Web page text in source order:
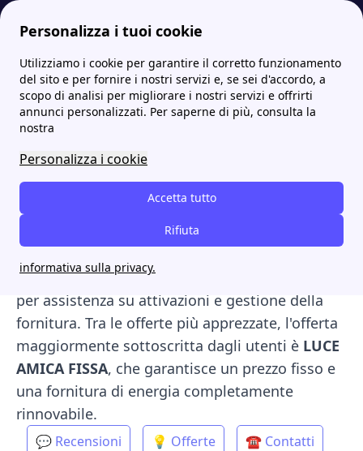
Personalizza i tuoi cookie
Utilizziamo i cookie per garantire il corretto funzionamento
del sito e per fornire i nostri servizi e, se sei d'accordo, a
scopo di analisi per migliorare i nostri servizi e offrirti
annunci personalizzati. Per saperne di più, consulta la
nostra
Personalizza i cookie
Accetta tutto
Rifiuta
informativa sulla privacy.
Papernest.it MoreFornitori NWG Energia: offerte 100% green, contatti e recensioni
NWG Energia: offerte 100%
green, contatti e
recensioni
NWG Energia è un fornitore del mercato libero
che punta sulla sostenibilità, offrendo solo
raggiungibile alNumero Verde 800.978.333
per assistenza su attivazioni e gestione della
fornitura. Tra le offerte più apprezzate, l'offerta
maggiormente sottoscritta dagli utenti è LUCE
AMICA FISSA, che garantisce un prezzo fisso e
una fornitura di energia completamente
rinnovabile.
💬 Recensioni 💡 Offerte ☎ Contatti